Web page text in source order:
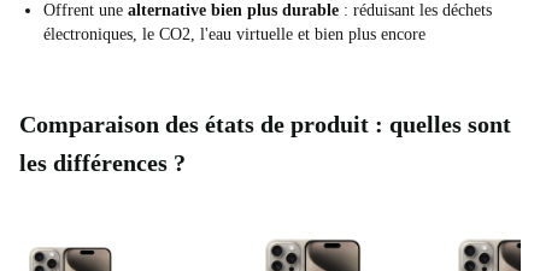
Offrent une alternative bien plus durable : réduisant les déchets
électroniques, le CO2, l'eau virtuelle et bien plus encore
Comparaison des états de produit : quelles sont
les différences ?